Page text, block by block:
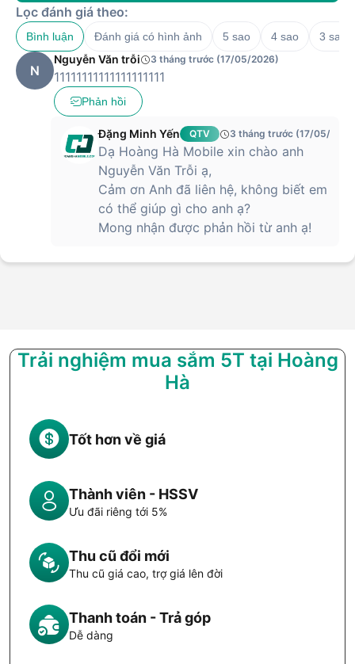
Lọc đánh giá theo:
Bình luận Đánh giá có hình ảnh 5 sao 4 sao 3 sao
N
Nguyễn Văn trỗi 3 tháng trước (17/05/2026)
11111111111111111111
Phản hồi
Đặng Minh Yến QTV 3 tháng trước (17/05/
Dạ Hoàng Hà Mobile xin chào anh
Nguyễn Văn Trỗi ạ,
Cảm ơn Anh đã liên hệ, không biết em
có thể giúp gì cho anh ạ?
Mong nhận được phản hồi từ anh ạ!
Trải nghiệm mua sắm 5T tại Hoàng
Hà
Tốt hơn về giá
Thành viên - HSSV
Ưu đãi riêng tới 5%
Thu cũ đổi mới
Thu cũ giá cao, trợ giá lên đời
Thanh toán - Trả góp
Dễ dàng